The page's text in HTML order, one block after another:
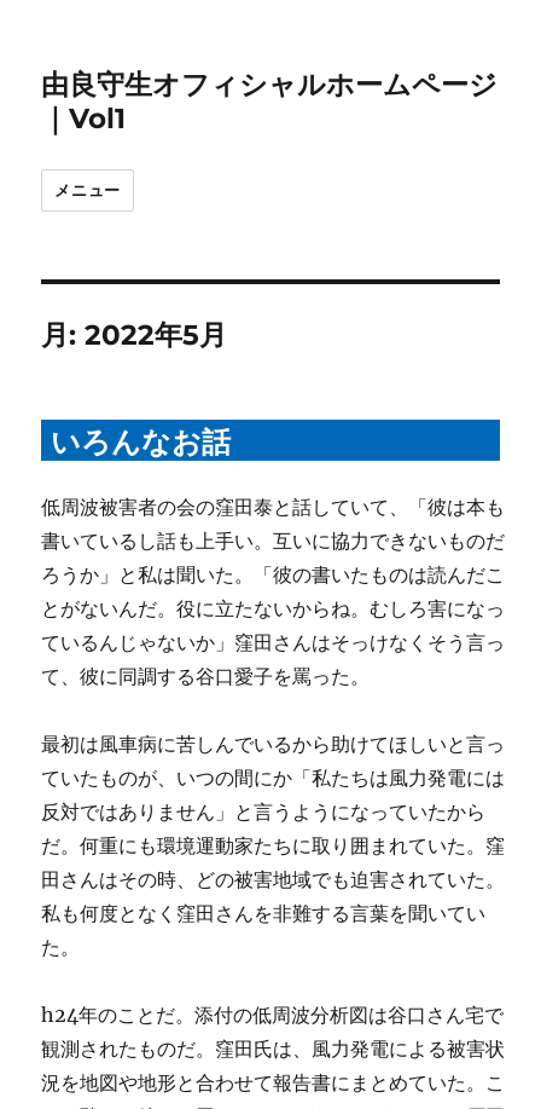
由良守生オフィシャルホームページ
｜Vol1
メニュー
月:2022年5月
いろんなお話
低周波被害者の会の窪田泰と話していて、「彼は本も
書いているし話も上手い。互いに協力できないものだ
ろうか」と私は聞いた。「彼の書いたものは読んだこ
とがないんだ。役に立たないからね。むしろ害になっ
ているんじゃないか」窪田さんはそっけなくそう言っ
て、彼に同調する谷口愛子を罵った。
最初は風車病に苦しんでいるから助けてほしいと言っ
ていたものが、いつの間にか「私たちは風力発電には
反対ではありません」と言うようになっていたから
だ。何重にも環境運動家たちに取り囲まれていた。窪
田さんはその時、どの被害地域でも迫害されていた。
私も何度となく窪田さんを非難する言葉を聞いてい
た。
h24年のことだ。添付の低周波分析図は谷口さん宅で
観測されたものだ。窪田氏は、風力発電による被害状
況を地図や地形と合わせて報告書にまとめていた。こ